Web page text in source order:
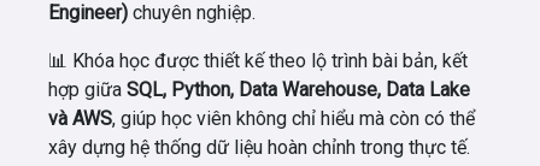
Engineer) chuyên nghiệp.
📊 Khóa học được thiết kế theo lộ trình bài bản, kết
hợp giữa SQL, Python, Data Warehouse, Data Lake
và AWS, giúp học viên không chỉ hiểu mà còn có thể
xây dựng hệ thống dữ liệu hoàn chỉnh trong thực tế.